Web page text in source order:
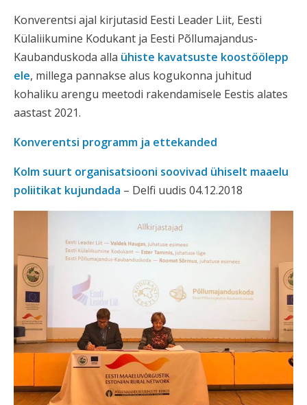
Konverentsi ajal kirjutasid Eesti Leader Liit, Eesti
Külaliikumine Kodukant ja Eesti Põllumajandus-
Kaubanduskoda alla ühiste kavatsuste koostöölepp
ele, millega pannakse alus kogukonna juhitud
kohaliku arengu meetodi rakendamisele Eestis alates
aastast 2021.
Konverentsi programm ja ettekanded
Kolm suurt organisatsiooni soovivad ühiselt maaelu
poliitikat kujundada – Delfi uudis 04.12.2018